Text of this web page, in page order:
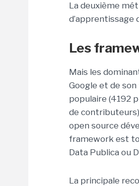
La deuxième
d’apprentissage
Les
Mais les
Google et de
populaire (4192
de
open source
framework est
Data Publica ou
La principale